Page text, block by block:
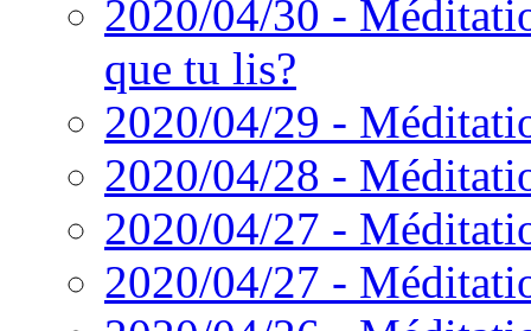
2020/04/30 -
que tu lis?
2020/04/29 -
2020/04/28 -
2020/04/27 -
2020/04/27 -